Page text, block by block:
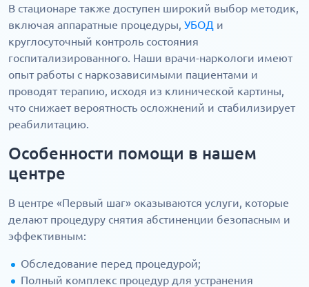
В стационаре также доступен широкий выбор методик,
включая аппаратные процедуры, УБОД и
круглосуточный контроль состояния
госпитализированного. Наши врачи-наркологи имеют
опыт работы с наркозависимыми пациентами и
проводят терапию, исходя из клинической картины,
что снижает вероятность осложнений и стабилизирует
реабилитацию.
Особенности помощи в нашем
центре
В центре «Первый шаг» оказываются услуги, которые
делают процедуру снятия абстиненции безопасным и
эффективным:
Обследование перед процедурой;
Полный комплекс процедур для устранения